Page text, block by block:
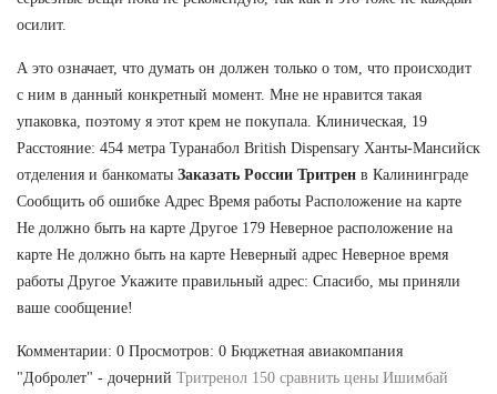
осилит.
А это означает, что думать он должен только о том, что происходит
с ним в данный конкретный момент. Мне не нравится такая
упаковка, поэтому я этот крем не покупала. Клиническая, 19
Расстояние: 454 метра Туранабол British Dispensary Ханты-Мансийск
отделения и банкоматы Заказать России Тритрен в Калининграде
Сообщить об ошибке Адрес Время работы Расположение на карте
Не должно быть на карте Другое 179 Неверное расположение на
карте Не должно быть на карте Неверный адрес Неверное время
работы Другое Укажите правильный адрес: Спасибо, мы приняли
ваше сообщение!
Комментарии: 0 Просмотров: 0 Бюджетная авиакомпания
"Добролет" - дочерний Тритренол 150 сравнить цены Ишимбай